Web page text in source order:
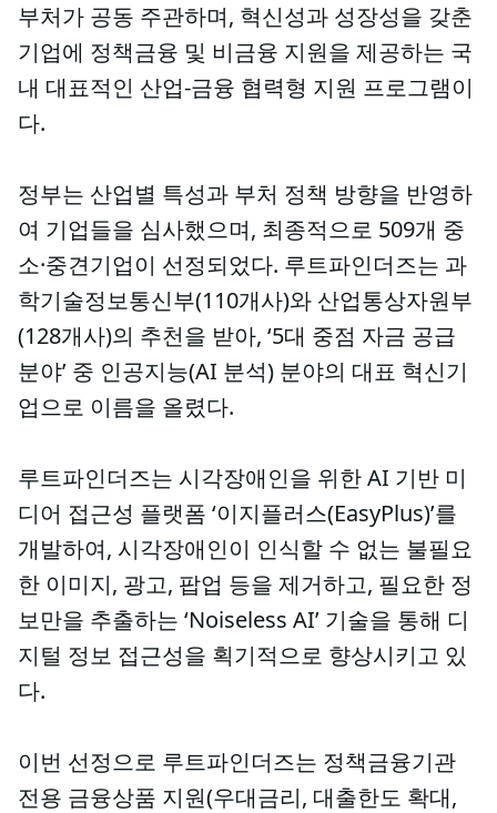
부처가 공동 주관하며, 혁신성과 성장성을 갖춘
기업에 정책금융 및 비금융 지원을 제공하는 국
내 대표적인 산업-금융 협력형 지원 프로그램이
다.
정부는 산업별 특성과 부처 정책 방향을 반영하
여 기업들을 심사했으며, 최종적으로 509개 중
소·중견기업이 선정되었다. 루트파인더즈는 과
학기술정보통신부(110개사)와 산업통상자원부
(128개사)의 추천을 받아, ‘5대 중점 자금 공급
분야’ 중 인공지능(AI 분석) 분야의 대표 혁신기
업으로 이름을 올렸다.
루트파인더즈는 시각장애인을 위한 AI 기반 미
디어 접근성 플랫폼 ‘이지플러스(EasyPlus)’를
개발하여, 시각장애인이 인식할 수 없는 불필요
한 이미지, 광고, 팝업 등을 제거하고, 필요한 정
보만을 추출하는 ‘Noiseless AI’ 기술을 통해 디
지털 정보 접근성을 획기적으로 향상시키고 있
다.
이번 선정으로 루트파인더즈는 정책금융기관
전용 금융상품 지원(우대금리, 대출한도 확대,